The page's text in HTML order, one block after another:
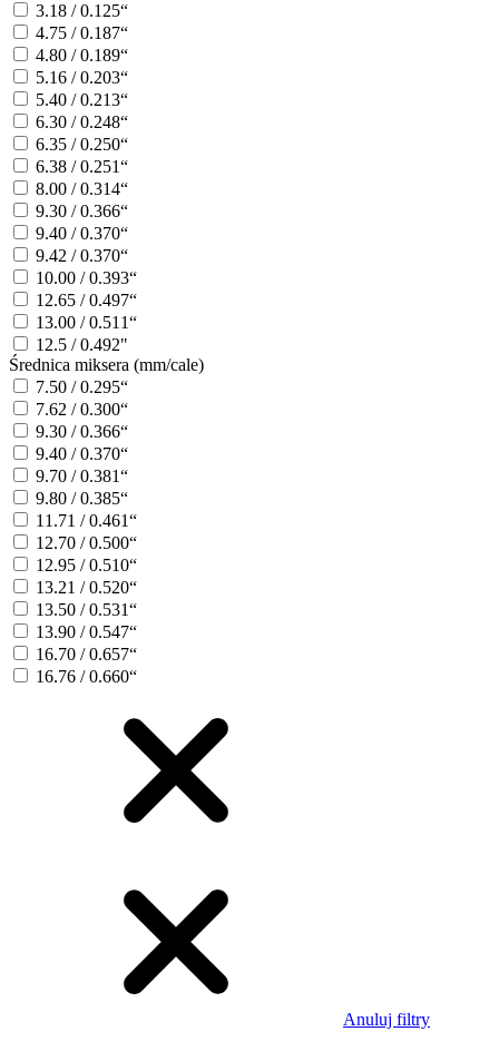
3.18 / 0.125“
4.75 / 0.187“
4.80 / 0.189“
5.16 / 0.203“
5.40 / 0.213“
6.30 / 0.248“
6.35 / 0.250“
6.38 / 0.251“
8.00 / 0.314“
9.30 / 0.366“
9.40 / 0.370“
9.42 / 0.370“
10.00 / 0.393“
12.65 / 0.497“
13.00 / 0.511“
12.5 / 0.492"
Średnica miksera (mm/cale)
7.50 / 0.295“
7.62 / 0.300“
9.30 / 0.366“
9.40 / 0.370“
9.70 / 0.381“
9.80 / 0.385“
11.71 / 0.461“
12.70 / 0.500“
12.95 / 0.510“
13.21 / 0.520“
13.50 / 0.531“
13.90 / 0.547“
16.70 / 0.657“
16.76 / 0.660“
Anuluj filtry